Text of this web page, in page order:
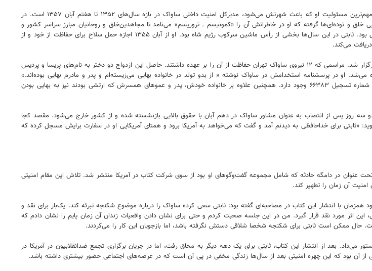
ثابتی از واپسین روزهای ۱۳۴۸ تا ۲۳ فروردین ۱۳۵۲ یکی از دو معاون اداره‌کل سوم (امنیت داخلی) است. مهم‌ترین مسئولیت او که باعث شهرتش می‌شود، مدیرکل امنیت داخلی ساواک در بازه سال‌های ۱۳۵۲ تا هفتم آبان ۱۳۵۷ است. در
خلق و توده‌ای‌ها گرفته که او در خاطراتش آن را «کمونیسم ــ تروریسم» می‌نامد تا مجاهدین‌خلق و روحانیان مبارز سراسر کشور و
مردم عادی و حتی ضربه زدن به تیمور بختیار، اولین رئیس ساواک که در عراق مستقر و ضد رژیم شاه فعال بود. ثابتی در این سال‌ها بخشی از رأس ماشین سرکوب رژیم شاه بود. او از آبان ۱۳۵۵ اجازه حمل سلاح برای حفاظت از خود و از
شهریور ۵۱ جشن عروسی‌اش با نسرین غفارپور که (هم‌نامِ اسم مستعارش بود) در هتل آریا شرایتون تهران برگزار شد. مراسمی که ۱۲ نیروی ساواک تهران حفاظت از آن را بر عهده داشتند. حاصل این ازدواج دو دختر به نام‌های پریسا و پردیس
او در پرسشنامه‌ استخدامش در ساواک نوشته « از بدو تولد در خانواده بهایی می‌زیسته‌ام و پدر و مادرم بهایی بوده‌اند.»
هرچند او در همین پرسشنامه مدعی است از دوران دبیرستان مسلمان بوده، ولی در اسناد بهاییت نام او با شماره تسجیل ۶۶۳۸۳ وجود دارد. همچنین علاوه بر خانواده خودش، پدر و عموهای همسرش که ارتشی بودند نیز به بهایی بودن
دو سه روز پس از انتصاب به عنوان مشاور ساواک در دهم آبان با حقوق بالایی بازنشسته شده و از کشور خارج می‌شود. مقصد کجا
«ثابتی برای خداحافظی به دیدنم آمد و گفت که می‌خواهد به آمریکا برود و همتای آمریکایی او در سفارت برایش مسجل کرده که
پیروزی انقلاب اسلامی در سکوت و انزوای کامل زندگی می‌کرد، اما در هشتم فروردین ۹۱ کتابی تحت عنوان در دامگه حادثه که شامل مجموعه گفت‌وگوهای او بود از سوی شرکت کتاب در آمریکا منتشر شد. تلاش این مقام امنیتی
آن زمان را تطهیر کند.
با انتشار این کتاب در مصاحبه‌ای گفته بود: ثابتی سعی کرده ساواک را درباره موضوع شکنجه تبرئه کند. یک‌بار برای نقد و
اثر مورد نقد قرار گیرد. من در این جلسه صحبت کردم و حتی برای نشان دادن واقعیات زندان آن زمان پایم را نشان دادم که
حال ممکن است ثابتی برای شکنجه شخصا شلاقی دستش نگرفته باشد، اما بازجویان این کار را می‌کردند.
می‌داد. بعد از انتشار این کتاب، ثابتی برای یک دهه دیگر به محاق رفت، اما در جریان برگزاری تجمع ضدانقلابیون در آمریکا در